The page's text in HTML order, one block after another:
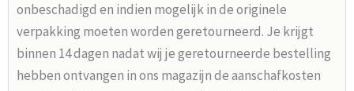
onbeschadigd en indien mogelijk in de originele
verpakking moeten worden geretourneerd. Je krijgt
binnen 14 dagen nadat wij je geretourneerde bestelling
hebben ontvangen in ons magazijn de aanschafkosten